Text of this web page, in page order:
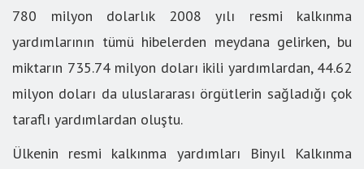
780 milyon dolarlık 2008 yılı resmi kalkınma
yardımlarının tümü hibelerden meydana gelirken, bu
miktarın 735.74 milyon doları ikili yardımlardan, 44.62
milyon doları da uluslararası örgütlerin sağladığı çok
taraflı yardımlardan oluştu.
Ülkenin resmi kalkınma yardımları Binyıl Kalkınma